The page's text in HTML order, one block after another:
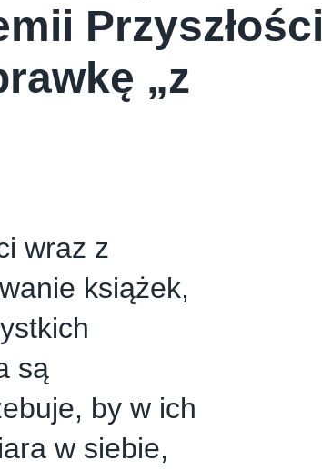
Przyszłości
„z
wraz z
książek,
są
by w ich
w siebie,